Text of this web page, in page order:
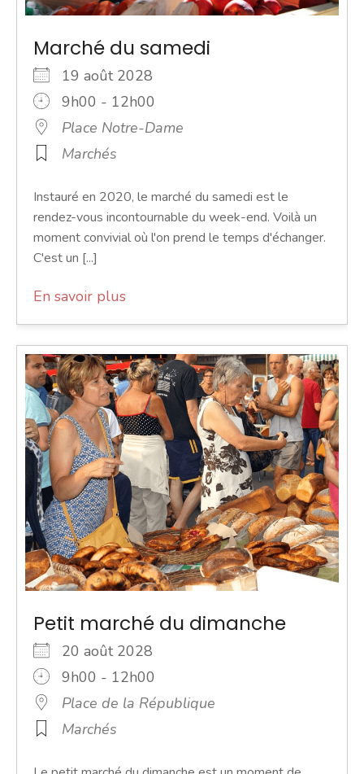
Marché du samedi
19 août 2028
9h00 - 12h00
Place Notre-Dame
Marchés
Instauré en 2020, le marché du samedi est le
rendez-vous incontournable du week-end. Voilà un
moment convivial où l'on prend le temps d'échanger.
C'est un [...]
En savoir plus
Petit marché du dimanche
20 août 2028
9h00 - 12h00
Place de la République
Marchés